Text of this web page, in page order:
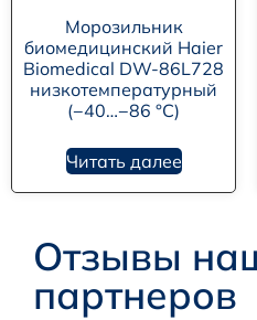
Морозильник
биомедицинский Haier
Biomedical DW-86L728
низкотемпературный
(−40…−86 °C)
Читать далее
Отзывы
партнеров